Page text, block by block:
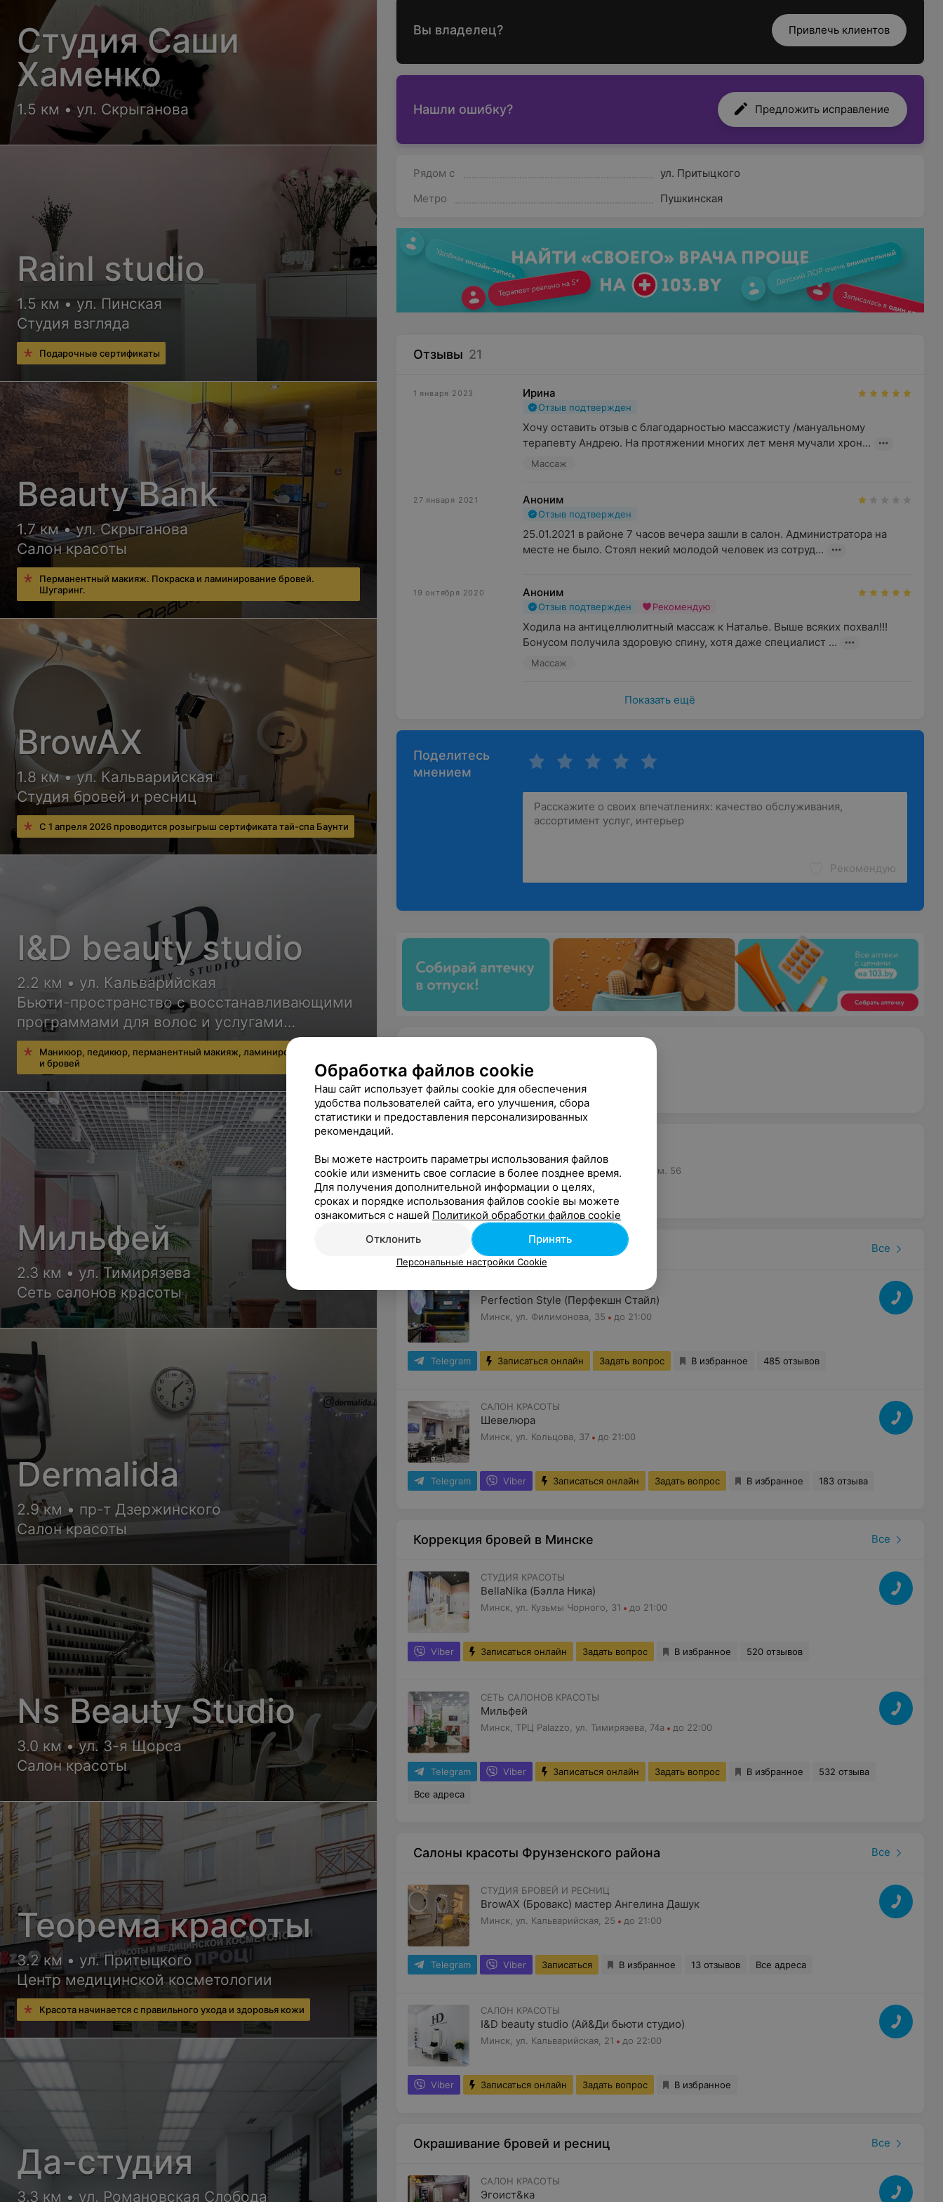
Вы владелец? Привлечь клиентов
Нашли ошибку? Предложить исправление
Рядом с
ул. Притыцкого
Метро
Пушкинская
Отзывы 21
1 января 2023 Ирина
Отзыв подтвержден
Хочу оставить отзыв с благодарностью массажисту /мануальному
терапевту Андрею. На протяжении многих лет меня мучали хрон...
Массаж
27 января 2021 Аноним
Отзыв подтвержден
25.01.2021 в районе 7 часов вечера зашли в салон. Администратора на
месте не было. Стоял некий молодой человек из сотруд...
19 октября 2020 Аноним
Отзыв подтвержден Рекомендую
Ходила на антицеллюлитный массаж к Наталье. Выше всяких похвал!!!
Бонусом получила здоровую спину, хотя даже специалист ...
Массаж
Показать ещё
Поделитесь
мнением
Рекомендую
гостиница Орбита
ДО 20:00
МАРШРУТ
Юридический адрес: г. Минск, пр. Пушкина, д. 39, пом. 56
УНП: 190860875
На правах рекламы
Прокол ушей Все
САЛОН КРАСОТЫ ПРЕМИУМ-КЛАССА
Perfection Style (Перфекшн Стайл)
Минск, ул. Филимонова, 35 до 21:00
Telegram Записаться онлайн Задать вопрос В избранное 485 отзывов
САЛОН КРАСОТЫ
Шевелюра
Минск, ул. Кольцова, 37 до 21:00
Telegram Viber Записаться онлайн Задать вопрос В избранное 183 отзыва
Коррекция бровей в Минске Все
СТУДИЯ КРАСОТЫ
BellaNika (Бэлла Ника)
Минск, ул. Кузьмы Чорного, 31 до 21:00
Viber Записаться онлайн Задать вопрос В избранное 520 отзывов
СЕТЬ САЛОНОВ КРАСОТЫ
Мильфей
Минск, ТРЦ Palazzo, ул. Тимирязева, 74а до 22:00
Telegram Viber Записаться онлайн Задать вопрос В избранное
532 отзыва
Все адреса
Салоны красоты Фрунзенского района Все
СТУДИЯ БРОВЕЙ И РЕСНИЦ
BrowAX (Бровакс) мастер Ангелина Дашук
Минск, ул. Кальварийская, 25 до 21:00
Telegram Viber Записаться В избранное 13 отзывов Все адреса
САЛОН КРАСОТЫ
I&D beauty studio (Ай&Ди бьюти студио)
Минск, ул. Кальварийская, 21 до 22:00
Viber Записаться онлайн Задать вопрос В избранное
Окрашивание бровей и ресниц Все
САЛОН КРАСОТЫ
Эгоист&ка
Студия Саши
Хаменко
1.5 км • ул. Скрыганова
Rainl studio
1.5 км • ул. Пинская
Студия взгляда
Подарочные сертификаты
Beauty Bank
1.7 км • ул. Скрыганова
Салон красоты
Перманентный макияж. Покраска и ламинирование бровей.
Шугаринг.
BrowAX
1.8 км • ул. Кальварийская
Студия бровей и ресниц
С 1 апреля 2026 проводится розыгрыш сертификата тай-спа Баунти
I&D beauty studio
2.2 км • ул. Кальварийская
Бьюти-пространство с восстанавливающими
программами для волос и услугами
визажиста
Маникюр, педикюр, перманентный макияж, ламинирование ресниц
и бровей
Мильфей
2.3 км • ул. Тимирязева
Сеть салонов красоты
Dermalida
2.9 км • пр-т Дзержинского
Салон красоты
Ns Beauty Studio
3.0 км • ул. 3-я Щорса
Салон красоты
Теорема красоты
3.2 км • ул. Притыцкого
Центр медицинской косметологии
Красота начинается с правильного ухода и здоровья кожи
Да-студия
3.3 км • ул. Романовская Слобода
Обработка файлов cookie
Наш сайт использует файлы cookie для обеспечения
удобства пользователей сайта, его улучшения, сбора
статистики и предоставления персонализированных
рекомендаций.
Вы можете настроить параметры использования файлов
cookie или изменить свое согласие в более позднее время.
Для получения дополнительной информации о целях,
сроках и порядке использования файлов cookie вы можете
ознакомиться с нашей Политикой обработки файлов cookie
Отклонить
Принять
Персональные настройки Cookie